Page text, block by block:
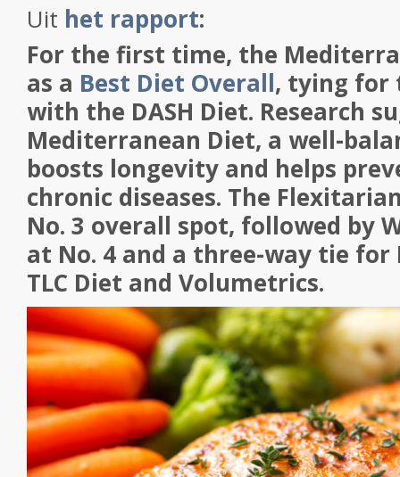
Uit het rapport:
For the first time, the
as a Best Diet Overall, tying for
with the DASH Diet. Research
Mediterranean Diet, a well-
boosts longevity and helps
chronic diseases. The
No. 3 overall spot, followed by
at No. 4 and a three-way tie for
TLC Diet and Volumetrics.